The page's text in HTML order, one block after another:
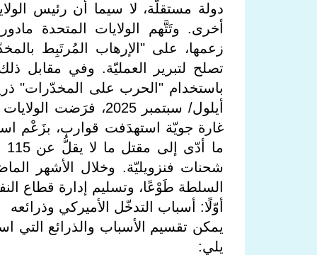
دولة مستقلّة، لا سيما أن رئيس
أخرى. وتَتَّهم الولايات المتحدة
زعمها، على "الإرهاب المُرتَبِط
تصلح لتبرير العمليّة. وفي مقابل
باستخدام "الحرب على المخدّرات"
غارة جويّة استهدَفت قوارب، بزَعْم
شحنات فنزويليّة. وخلال الأشهر
السلطة طَوْعًا، وتسليم إدارة قطاع
أوّلًا: أسباب التدخّل الأميركي وذرائعه
يمكن تقسيم الأسباب والذرائع التي
يلي: